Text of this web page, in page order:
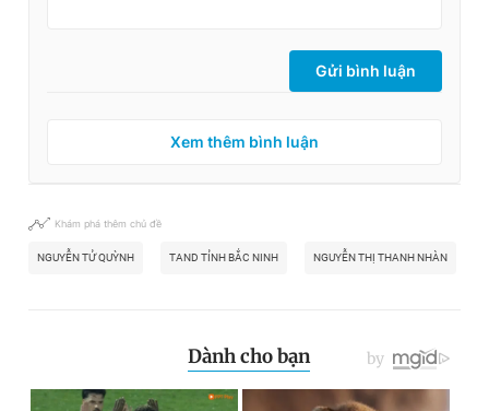
Gửi bình luận
Xem thêm bình luận
Khám phá thêm chủ đề
NGUYỄN TỬ QUỲNH TAND TỈNH BẮC NINH NGUYỄN THỊ THANH NHÀN